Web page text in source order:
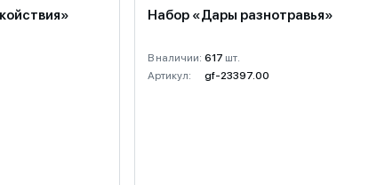
Набор «Дары разнотравья»
В наличии: 617 шт.
Артикул:
gf-23397.00